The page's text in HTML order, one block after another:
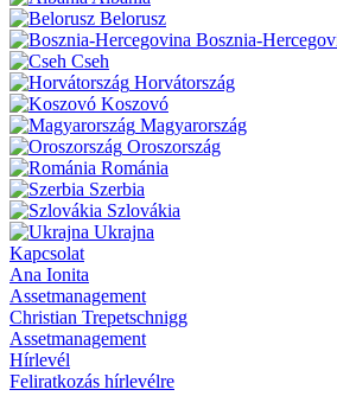
Belorusz
Bosznia-
Cseh
Horvátország
Koszovó
Magyarország
Oroszország
Románia
Szerbia
Szlovákia
Ukrajna
Kapcsolat
Ana Ionita
Assetmanagement
Christian Trepetschnigg
Assetmanagement
Hírlevél
Feliratkozás hírlevélre